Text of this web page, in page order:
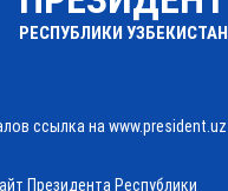
РЕСПУБЛИКИ УЗБЕКИСТАН
ссылка на www.president.uz
Президента Республики